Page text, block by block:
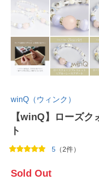
winQ（ウィンク）
【winQ】ローズク
ト
5 （2件）
Sold Out